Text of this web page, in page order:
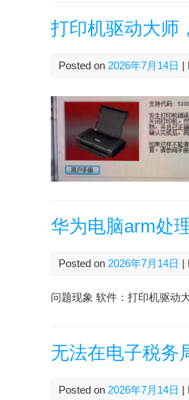
打印机驱动大师
Posted on 2026年7月14日 |
华为电脑arm处
Posted on 2026年7月14日 |
问题现象 软件：打印机驱动
无法在电子税务
Posted on 2026年7月14日 |